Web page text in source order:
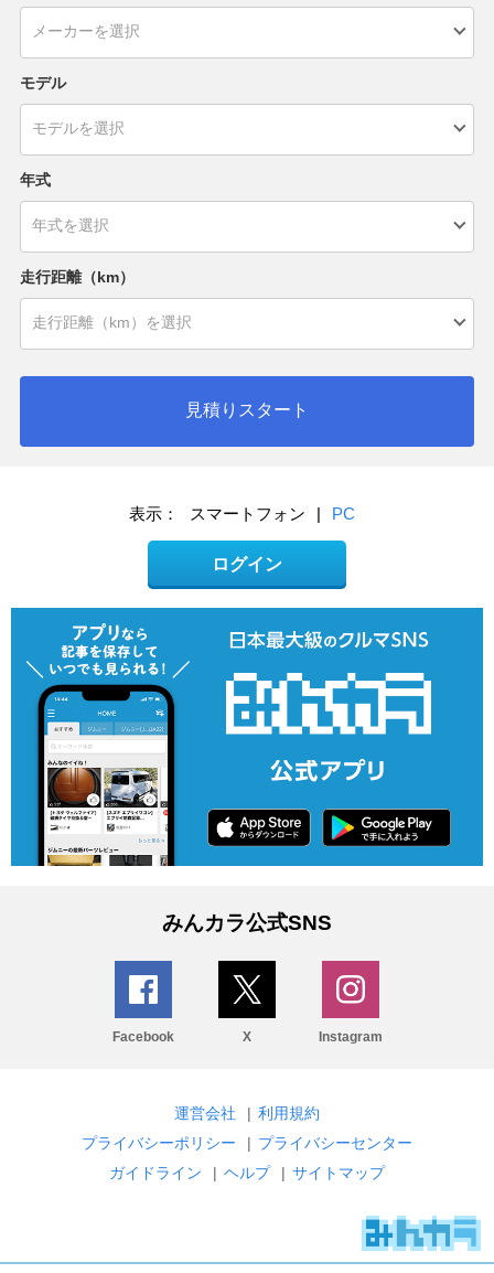
モデル
年式
走行距離（km）
見積りスタート
表示： スマートフォン | PC
ログイン
みんカラ公式SNS
Facebook X Instagram
運営会社 | 利用規約
プライバシーポリシー
| プライバシーセンター
ガイドライン
| ヘルプ | サイトマップ